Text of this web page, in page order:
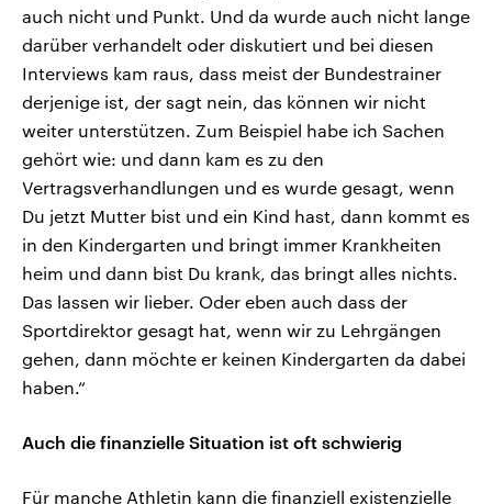
auch nicht und Punkt. Und da wurde auch nicht lange
darüber verhandelt oder diskutiert und bei diesen
Interviews kam raus, dass meist der Bundestrainer
derjenige ist, der sagt nein, das können wir nicht
weiter unterstützen. Zum Beispiel habe ich Sachen
gehört wie: und dann kam es zu den
Vertragsverhandlungen und es wurde gesagt, wenn
Du jetzt Mutter bist und ein Kind hast, dann kommt es
in den Kindergarten und bringt immer Krankheiten
heim und dann bist Du krank, das bringt alles nichts.
Das lassen wir lieber. Oder eben auch dass der
Sportdirektor gesagt hat, wenn wir zu Lehrgängen
gehen, dann möchte er keinen Kindergarten da dabei
haben.“
Auch die finanzielle Situation ist oft schwierig
Für manche Athletin kann die finanziell existenzielle